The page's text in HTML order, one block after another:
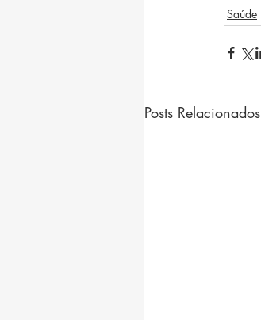
Saúde
Posts Relacionados